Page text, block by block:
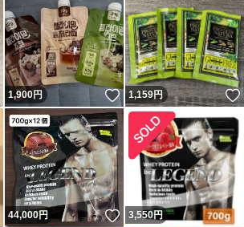
いいね！
1,900円 いいね！
1,159円
いいね！
44,000円 いいね！
3,550円